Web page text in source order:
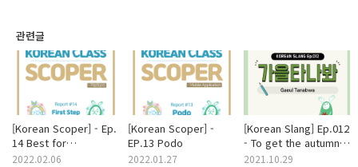
관련글
[Korean Scoper] - Ep.
14 Best for
Beginners, First Step
2022.02.06
[Korean Scoper] -
EP.13 Podo
2022.01.27
[Korean Slang] Ep.012
- To get the autumn
blues
2021.10.29